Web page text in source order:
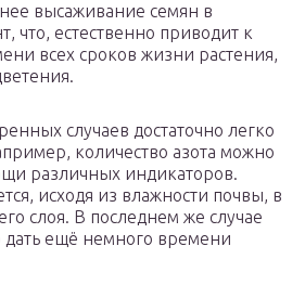
высаживание семян в
что, естественно приводит к
всех сроков жизни растения,
случаев достаточно легко
количество азота можно
различных индикаторов.
исходя из влажности почвы, в
слоя. В последнем же случае
дать ещё немного времени